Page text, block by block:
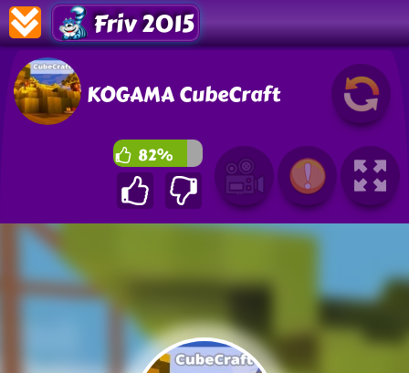
Friv 2015
KOGAMA CubeCraft
82%